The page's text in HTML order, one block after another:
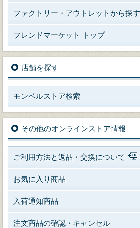
ファクトリー・アウトレットから探す
フレンドマーケット トップ
店舗を探す
モンベルストア検索
その他のオンラインストア情報
ご利用方法と返品・交換について
お気に入り商品
入荷通知商品
注文商品の確認・キャンセル